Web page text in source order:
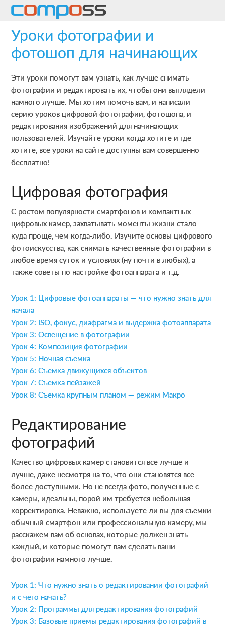
Skip
main
content
Skip
primary
sidebar
Skip
footer
Уроки фотографии и
фотошоп для начинающих
Эти уроки помогут вам узнать, как лучше снимать
фотографии и редактировать их, чтобы они выглядели
намного лучше. Мы хотим помочь вам, и написали
серию уроков цифровой фотографии, фотошопа, и
редактирования изображений для начинающих
пользователей. Изучайте уроки когда хотите и где
хотите, все уроки на сайте доступны вам совершенно
бесплатно!
Цифровая фотография
С ростом популярности смартфонов и компактных
цифровых камер, захватывать моменты жизни стало
куда проще, чем когда-либо. Изучите основы цифрового
фотоискусства, как снимать качественные фотографии в
любое время суток и условиях (ну почти в любых), а
также советы по настройке фотоаппарата и т.д.
Урок 1: Цифровые фотоаппараты — что нужно знать для
начала
Урок 2: ISO, фокус, диафрагма и выдержка фотоаппарата
Урок 3: Освещение в фотографии
Урок 4: Композиция фотографии
Урок 5: Ночная съемка
Урок 6: Съемка движущихся объектов
Урок 7: Съемка пейзажей
Урок 8: Съемка крупным планом — режим Макро
Редактирование
фотографий
Качество цифровых камер становится все лучше и
лучше, даже несмотря на то, что они становятся все
более доступными. Но не всегда фото, полученные с
камеры, идеальны, порой им требуется небольшая
корректировка. Неважно, используете ли вы для съемки
обычный смартфон или профессиональную камеру, мы
расскажем вам об основах, которые должен знать
каждый, и которые помогут вам сделать ваши
фотографии намного лучше.
Урок 1: Что нужно знать о редактировании фотографий
и с чего начать?
Урок 2: Программы для редактирования фотографий
Урок 3: Базовые приемы редактирования фотографий в